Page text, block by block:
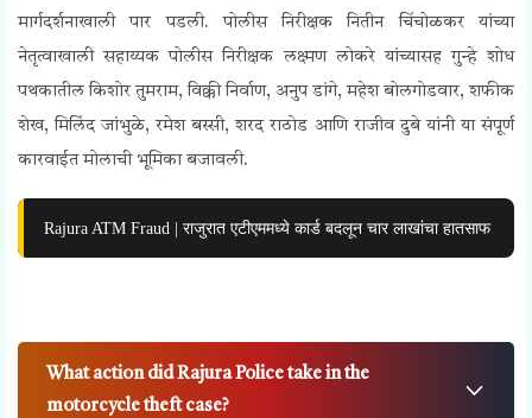
मार्गदर्शनाखाली पार पडली. पोलीस निरीक्षक नितीन चिंचोळकर यांच्या
नेतृत्वाखाली सहाय्यक पोलीस निरीक्षक लक्ष्मण लोकरे यांच्यासह गुन्हे शोध
पथकातील किशोर तुमराम, विक्की निर्वाण, अनुप डांगे, महेश बोलगोडवार, शफीक
शेख, मिलिंद जांभुळे, रमेश बस्सी, शरद राठोड आणि राजीव दुबे यांनी या संपूर्ण
कारवाईत मोलाची भूमिका बजावली.
Rajura ATM Fraud | राजुरात एटीएममध्ये कार्ड बदलून चार लाखांचा हातसाफ
What action did Rajura Police take in the
motorcycle theft case?